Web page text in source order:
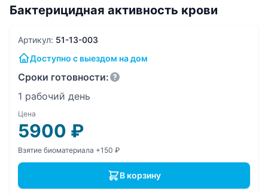
Бактерицидная активность крови
Артикул: 51-13-003
Доступно с выездом на дом
Сроки готовности:
1 рабочий день
Цена
5900 ₽
Взятие биоматериала +150 ₽
В корзину